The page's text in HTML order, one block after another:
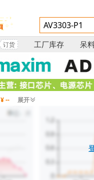
订货 工厂库存 呆
¥ -- 展开